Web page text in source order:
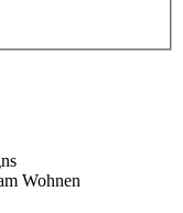
Wohnen